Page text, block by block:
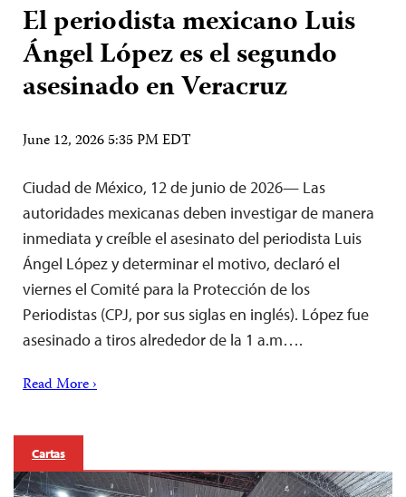
El periodista mexicano Luis
Ángel López es el segundo
asesinado en Veracruz
June 12, 2026 5:35 PM EDT
Ciudad de México, 12 de junio de 2026— Las
autoridades mexicanas deben investigar de manera
inmediata y creíble el asesinato del periodista Luis
Ángel López y determinar el motivo, declaró el
viernes el Comité para la Protección de los
Periodistas (CPJ, por sus siglas en inglés). López fue
asesinado a tiros alrededor de la 1 a.m….
Read More ›
Cartas